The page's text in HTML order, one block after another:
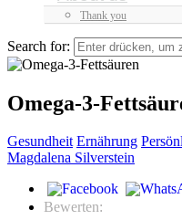
Thank you
Search for:
Omega-3-
Gesundheit Ernährung
Magdalena Silverstein
Bewerten: